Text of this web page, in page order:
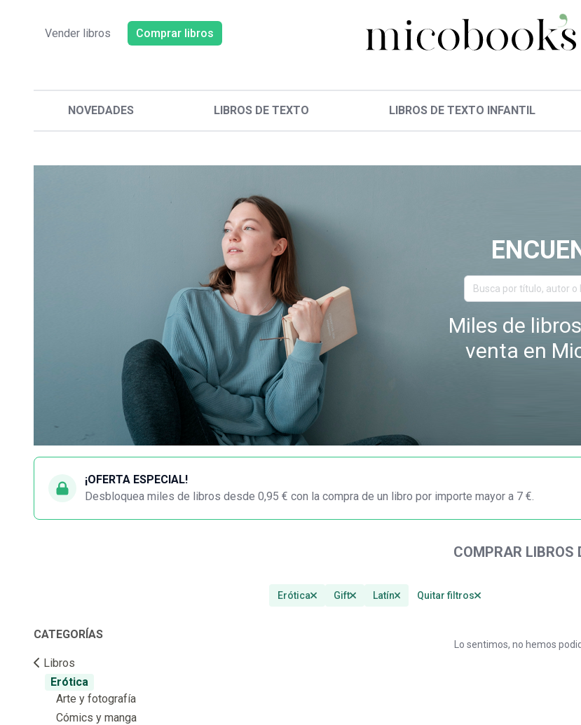
Vender libros Comprar libros
NOVEDADES LIBROS DE TEXTO LIBROS DE TEXTO INFANTIL
Miles de
venta en
¡OFERTA ESPECIAL!
Desbloquea miles de libros desde 0,95 € con la compra de un libro por importe mayor a 7 €.
COMPRAR LIBROS
Erótica Gift Latín Quitar filtros
CATEGORÍAS
Libros
Erótica
Arte y fotografía
Cómics y manga
Lo sentimos, no hemos